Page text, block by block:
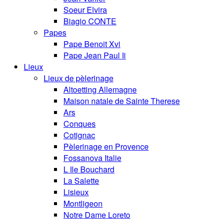
Soeur Elvira
Biagio CONTE
Papes
Pape Benoit Xvi
Pape Jean Paul Ii
Lieux
Lieux de pèlerinage
Altoetting Allemagne
Maison natale de Sainte Therese
Ars
Conques
Cotignac
Pèlerinage en Provence
Fossanova Italie
L Ile Bouchard
La Salette
Lisieux
Montligeon
Notre Dame Loreto